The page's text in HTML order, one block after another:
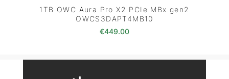
1TB OWC Aura Pro X2 PCIe MBx gen2
OWCS3DAPT4MB10
€449.00